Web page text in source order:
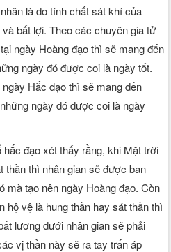
là do tính chất sát khí của
bất lợi. Theo các chuyên gia tử
ngày Hoàng đạo thì sẽ mang đến
ngày đó được coi là ngày tốt.
Hắc đạo thì sẽ mang đến
ngày đó được coi là ngày
đạo xét thấy rằng, khi Mặt trời
thần thì nhân gian sẽ được ban
mà tạo nên ngày Hoàng đạo. Còn
hộ vệ là hung thần hay sát thần thì
lương dưới nhân gian sẽ phải
vị thần này sẽ ra tay trấn áp